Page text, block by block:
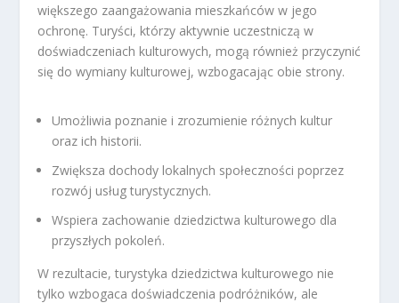
większego zaangażowania mieszkańców w jego
ochronę. Turyści, którzy aktywnie uczestniczą w
doświadczeniach kulturowych, mogą również przyczynić
się do wymiany kulturowej, wzbogacając obie strony.
Umożliwia poznanie i zrozumienie różnych kultur
oraz ich historii.
Zwiększa dochody lokalnych społeczności poprzez
rozwój usług turystycznych.
Wspiera zachowanie dziedzictwa kulturowego dla
przyszłych pokoleń.
W rezultacie, turystyka dziedzictwa kulturowego nie
tylko wzbogaca doświadczenia podróżników, ale